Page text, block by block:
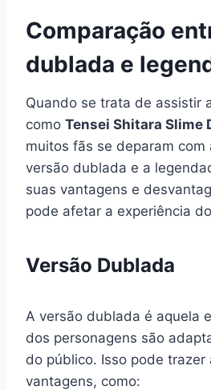
Comparação
dublada e
Quando se trata de assistir
como Tensei Shitara Slime
muitos fãs se deparam com
versão dublada e a
suas vantagens e
pode afetar a experiência
Versão Dublada
A versão dublada é aquela
dos personagens são
do público. Isso pode trazer
vantagens, como: